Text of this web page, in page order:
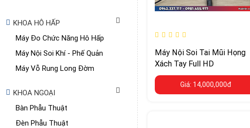
KHOA HÔ HẤP
Máy Đo Chức Năng Hô Hấp
Máy Nội Soi Khí - Phế Quản
Máy Vỗ Rung Long Đờm
KHOA NGOẠI
Bàn Phẫu Thuật
Đèn Phẫu Thuật
Máy Nội Soi Tai Mũi Họng
Xách Tay Full HD
Giá: 14,000,000đ